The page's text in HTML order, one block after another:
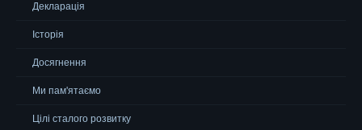
Декларація
Історія
Досягнення
Ми пам'ятаємо
Цілі сталого розвитку